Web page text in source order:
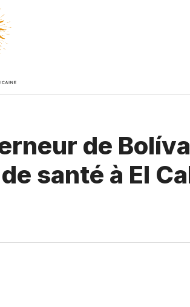
de
santé à El